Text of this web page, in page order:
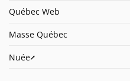
Québec Web
Masse Québec
Nuée⭧